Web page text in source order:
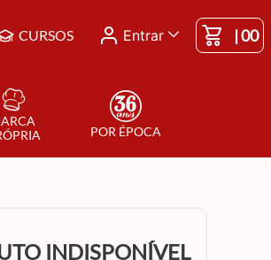
CURSOS Entrar |00
POR ÉPOCA
INDISPONÍVEL